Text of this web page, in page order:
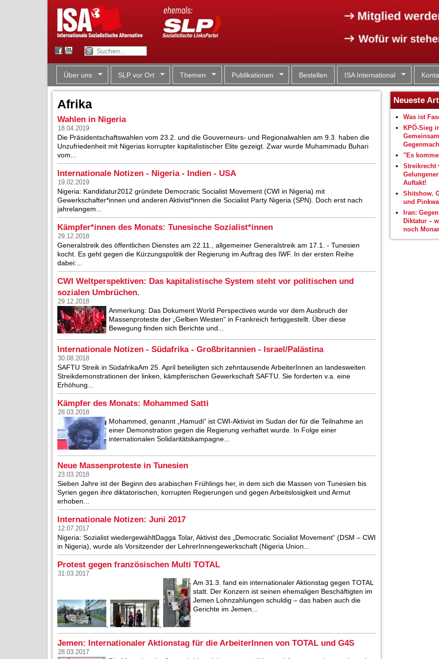
Über uns SLP vor Ort Themen Publikationen Bestellen ISA International
Afrika
Wahlen in Nigeria
18.04.2019
Die Präsidentschaftswahlen vom 23.2. und die Gouverneurs- und Regionalwahlen am 9.3. haben die
Unzufriedenheit mit Nigerias korrupter kapitalistischer Elite gezeigt. Zwar wurde Muhammadu Buhari
vom...
Internationale Notizen - Nigeria - Indien - USA
19.02.2019
Nigeria: Kandidatur2012 gründete Democratic Socialist Movement (CWI in Nigeria) mit
Gewerkschafter*innen und anderen Aktivist*innen die Socialist Party Nigeria (SPN). Doch erst nach
jahrelangem...
Kämpfer*innen des Monats: Tunesische Sozialist*innen
29.12.2018
Generalstreik des öffentlichen Dienstes am 22.11., allgemeiner Generalstreik am 17.1. - Tunesien
kocht. Es geht gegen die Kürzungspolitik der Regierung im Auftrag des IWF. In der ersten Reihe
dabei:...
CWI Weltperspektiven: Das kapitalistische System steht vor politischen und
sozialen Umbrüchen.
29.12.2018
Anmerkung: Das Dokument World Perspectives wurde vor dem Ausbruch der
Massenproteste der „Gelben Westen“ in Frankreich fertiggestellt. Über diese
Bewegung finden sich Berichte und...
Internationale Notizen - Südafrika - Großbritannien - Israel/Palästina
30.08.2018
SAFTU Streik in SüdafrikaAm 25. April beteiligten sich zehntausende ArbeiterInnen an landesweiten
Streikdemonstrationen der linken, kämpferischen Gewerkschaft SAFTU. Sie forderten v.a. eine
Erhöhung...
Kämpfer des Monats: Mohammed Satti
28.03.2018
Mohammed, genannt „Hamudi“ ist CWI-Aktivist im Sudan der für die Teilnahme an
einer Demonstration gegen die Regierung verhaftet wurde. In Folge einer
internationalen Solidaritätskampagne...
Neue Massenproteste in Tunesien
23.03.2018
Sieben Jahre ist der Beginn des arabischen Frühlings her, in dem sich die Massen von Tunesien bis
Syrien gegen ihre diktatorischen, korrupten Regierungen und gegen Arbeitslosigkeit und Armut
erhoben...
Internationale Notizen: Juni 2017
12.07.2017
Nigeria: Sozialist wiedergewähltDagga Tolar, Aktivist des „Democratic Socialist Movement“ (DSM – CWI
in Nigeria), wurde als Vorsitzender der LehrerInnengewerkschaft (Nigeria Union...
Protest gegen französischen Multi TOTAL
31.03.2017
Am 31.3. fand ein internationaler Aktionstag gegen TOTAL
statt. Der Konzern ist seinen ehemaligen Beschäftigten im
Jemen Lohnzahlungen schuldig – das haben auch die
Gerichte im Jemen...
Jemen: Internationaler Aktionstag für die ArbeiterInnen von TOTAL und G4S
28.03.2017
Neueste
Was ist
KPÖ-Sieg
"Es
Streikrecht
Auftakt!
Shitshow.
und
Iran:
Diktatur –
noch